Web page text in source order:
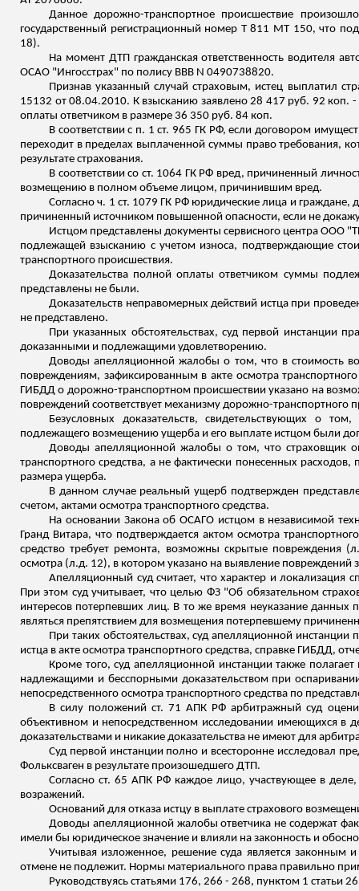
Данное дорожно-транспортное происшествие
государственный регистрационный номер Т811 МТ 150, что
18).
На момент ДТП гражданская ответственность водителя
ОСАО "Ингосстрах" по полису ВВВ N 0490738820.
Признав указанный случай страховым, истец выплатил
15132 от 08.04.2010. К взысканию заявлено 28 417 руб. 92 коп. -
оплаты ответчиком в размере 36 350 руб. 84 коп.
В соответствии с п. 1 ст. 965 ГК РФ, если договором
переходит в пределах выплаченной суммы право требования,
результате страхования.
В соответствии со ст. 1064 ГК РФ вред, причиненный
возмещению в полном объеме лицом, причинившим вред.
Согласно ч. 1 ст. 1079 ГК РФ юридические лица и
причиненный источником повышенной опасности, если не
Истцом представлены документы сервисного центра ООО
подлежащей взысканию с учетом износа, подтверждающие
транспортного происшествия.
Доказательства полной оплаты ответчиком суммы
представлены не были.
Доказательств неправомерных действий истца при
не представлено.
При указанных обстоятельствах, суд первой инстанции
доказанными и подлежащими удовлетворению.
Доводы апелляционной жалобы о том, что в стоимость
повреждениям, зафиксированным в акте осмотра
ГИБДД о дорожно-транспортном происшествии указано на
повреждений соответствует механизму дорожно-транспортного
Безусловных доказательств, свидетельствующих о
подлежащего возмещению ущерба и его выплате истцом были
Доводы апелляционной жалобы о том, что страховщик
транспортного средства, а не фактически понесенных
размера ущерба.
В данном случае реальный ущерб подтвержден
счетом, актами осмотра транспортного средства.
На основании Закона об ОСАГО истцом в независимой
Гранд Витара, что подтверждается актом осмотра
средство требует ремонта, возможны скрытые повреждения (
осмотра (л.д. 12), в котором указано на выявление повреждений
Апелляционный суд считает, что характер и
При этом суд учитывает, что целью ФЗ "Об обязательном
интересов потерпевших лиц. В то же время неуказаниеданных
являться препятствием для возмещения потерпевшему
При таких обстоятельствах, суд апелляционной
истца в акте осмотра транспортного средства, справке ГИБДД,
Кроме того, суд апелляционной инстанции также
надлежащими и бесспорными доказательством при
непосредственного осмотра транспортного средства по
В силу положений ст. 71 АПК РФ арбитражный суд
объективном и непосредственном исследовании имеющихся в
доказательствами и никакие доказательства не имеют для
Суд первой инстанции полно и всесторонне исследовал
Фольксваген в результате произошедшего ДТП.
Согласно ст. 65 АПК РФ каждое лицо, участвующее в деле,
возражений.
Оснований для отказа истцу в выплате страхового
Доводы апелляционной жалобы ответчика не содержат
имели бы юридическое значение и влияли на законность и
Учитывая изложенное, решение суда является законным
отмене не подлежит. Нормы материального права правильно
Руководствуясь статьями 176, 266 - 268, пунктом 1 статьи